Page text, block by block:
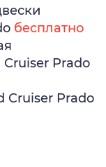
бесплатно
Prado
Cruiser Prado